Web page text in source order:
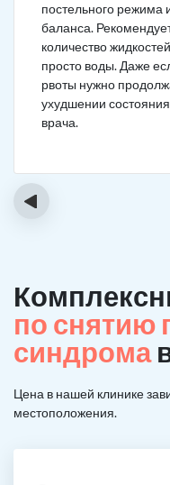
постельного режима
баланса.
количество
просто воды. Даже
рвоты нужно
ухудшении
врача.
‹
по снятию
синдрома
Цена в нашей клинике
местоположения.